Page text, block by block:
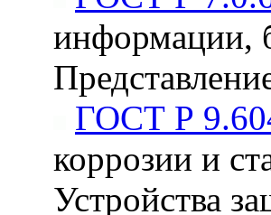
информации,
ГОСТ Р
коррозии и
Устройства